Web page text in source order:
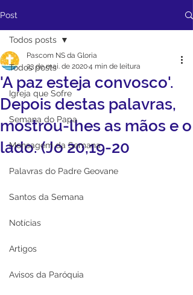
Post
Todos posts
Igreja que Sofre
Semana do Papa
Mensagem da Semana
Palavras do Padre Geovane
Santos da Semana
Notícias
Artigos
Avisos da Paróquia
Todos posts
'A paz esteja convosco'.
Depois destas palavras,
mostrou-lhes as mãos e o
lado. (Jo 20,19-20
Pascom NS da Gloria
23 de mai. de 20204 min de leitura